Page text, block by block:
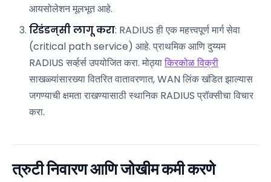
आयसोलेशन मूलभूत आहे.
रिडंडन्सी लागू करा: RADIUS ही एक महत्त्वपूर्ण मार्ग सेवा
(critical path service) आहे. प्राथमिक आणि दुय्यम
RADIUS सर्व्हर्स उपयोजित करा. मोठ्याकिरकोळ विक्री
साखळ्यांसारख्या वितरित वातावरणात, WAN लिंक खंडित झाल्यास
जगण्याची क्षमता राखण्यासाठी स्थानिक RADIUS प्रॉक्सीचा विचार
करा.
त्रुटी निवारण आणि जोखीम कमी करणे